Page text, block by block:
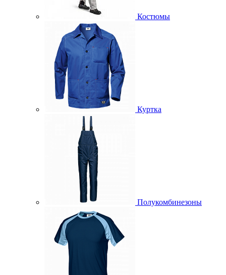
Костюмы
Куртка
Полукомбинезоны